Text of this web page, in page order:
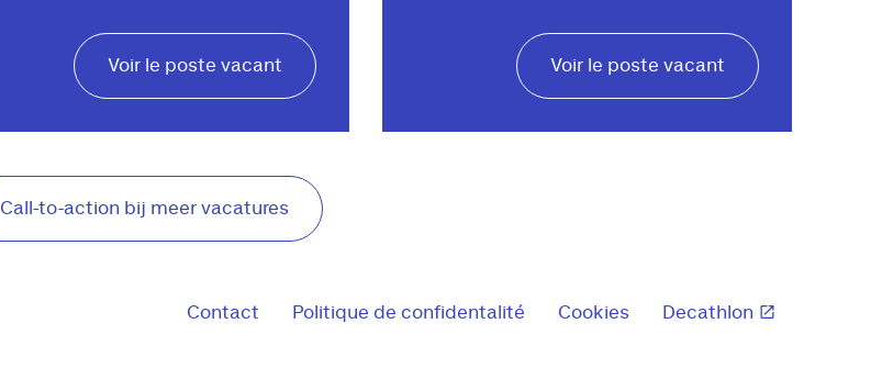
Voir le poste vacant Voir le poste vacant
Call-to-action bij meer vacatures
Contact Politique de confidentalité Cookies Decathlon